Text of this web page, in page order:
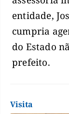
entidade,
cumpria
do Estado
prefeito.
Visita